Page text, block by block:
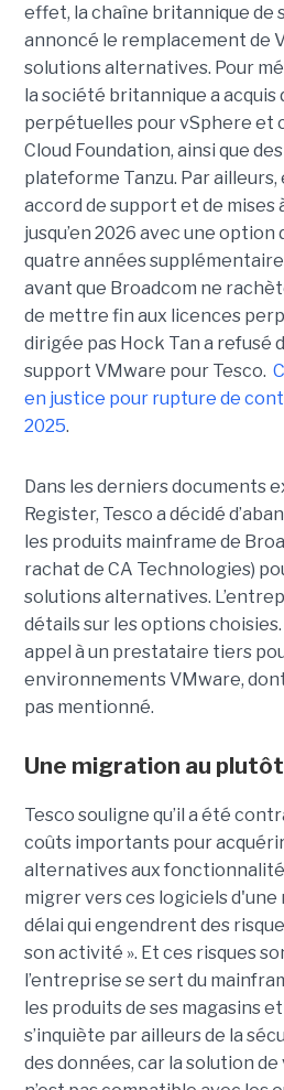
effet, la chaîne britannique de
annoncé le remplacement de
solutions alternatives. Pour
la société britannique a acquis
perpétuelles pour vSphere et
Cloud Foundation, ainsi que
plateforme Tanzu. Par
accord de support et de mises
jusqu’en 2026 avec une
quatre années
avant que Broadcom ne
de mettre fin aux licences
dirigée pas Hock Tan a refusé
support VMware pour Tesco.
en justice pour rupture de
2025.
Dans les derniers documents
Register, Tesco a décidé
les produits mainframe de
rachat de CA Technologies)
solutions alternatives.
détails sur les options
appel à un prestataire tiers
environnements VMware, dont
pas mentionné.
Une migration au
Tesco souligne qu’il a été
coûts importants pour
alternatives aux
migrer vers ces logiciels d'une
délai qui engendrent des
son activité ». Et ces risques
l’entreprise se sert du
les produits de ses magasins
s’inquiète par ailleurs de la
des données, car la solution